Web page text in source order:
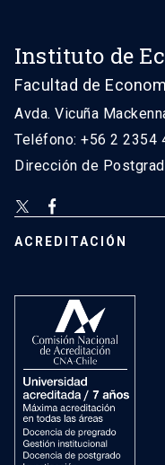
Instituto de
Facultad de
Avda. Vicuña
Teléfono: +56 2 2354
Dirección de
ACREDITACIÓN